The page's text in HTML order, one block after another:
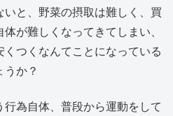
と、野菜の摂取は難しく、買
が難しくなってきてしまい、
つくなんてことになっている
か？
為自体、普段から運動をして